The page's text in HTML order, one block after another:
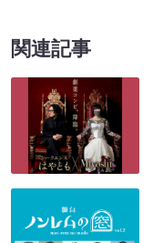
関連記事